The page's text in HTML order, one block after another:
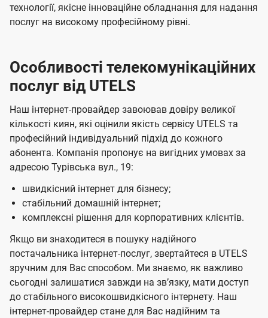
технології, якісне інноваційне обладнання для надання
послуг на високому професійному рівні.
Особливості телекомунікаційних
послуг від UTELS
Наш інтернет-провайдер завоював довіру великої
кількості киян, які оцінили якість сервісу UTELS та
професійний індивідуальний підхід до кожного
абонента. Компанія пропонує на вигідних умовах за
адресою Турівська вул., 19:
швидкісний інтернет для бізнесу;
стабільний домашній інтернет;
комплексні рішення для корпоративних клієнтів.
Якщо ви знаходитеся в пошуку надійного
постачальника інтернет-послуг, звертайтеся в UTELS
зручним для Вас способом. Ми знаємо, як важливо
сьогодні залишатися завжди на звʼязку, мати доступ
до стабільного високошвидкісного інтернету. Наш
інтернет-провайдер стане для Вас надійним та